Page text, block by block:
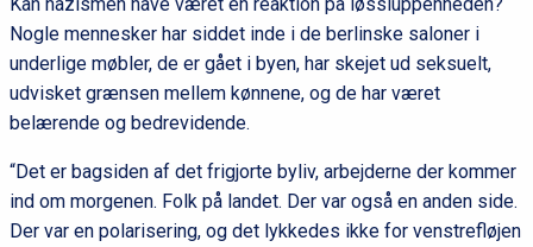
Nogle mennesker har siddet inde i de berlinske saloner i
underlige møbler, de er gået i byen, har skejet ud seksuelt,
udvisket grænsen mellem kønnene, og de har været
belærende og bedrevidende.
“Det er bagsiden af det frigjorte byliv, arbejderne der kommer
ind om morgenen. Folk på landet. Der var også en anden side.
Der var en polarisering, og det lykkedes ikke for venstrefløjen